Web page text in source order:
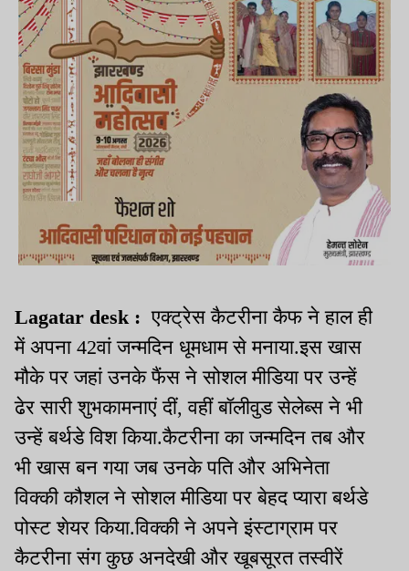
Lagatar desk : एक्ट्रेस कैटरीना कैफ ने हाल ही
में अपना 42वां जन्मदिन धूमधाम से मनाया.इस खास
मौके पर जहां उनके फैंस ने सोशल मीडिया पर उन्हें
ढेर सारी शुभकामनाएं दीं, वहीं बॉलीवुड सेलेब्स ने भी
उन्हें बर्थडे विश किया.कैटरीना का जन्मदिन तब और
भी खास बन गया जब उनके पति और अभिनेता
विक्की कौशल ने सोशल मीडिया पर बेहद प्यारा बर्थडे
पोस्ट शेयर किया.विक्की ने अपने इंस्टाग्राम पर
कैटरीना संग कुछ अनदेखी और खूबसूरत तस्वीरें